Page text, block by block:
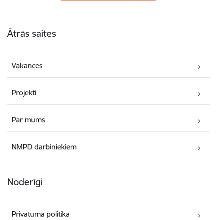
Ātrās saites
Vakances
Projekti
Par mums
NMPD darbiniekiem
Noderīgi
Privātuma politika